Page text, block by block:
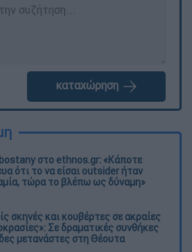
καταχώρηση
στο ethnos.gr: «Κάποτε
ότι το να είσαι outsider ήταν
τώρα το βλέπω ως δύναμη»
σκηνές και κουβέρτες σε ακραίες
Σε δραματικές συνθήκες
μετανάστες στη Θέουτα